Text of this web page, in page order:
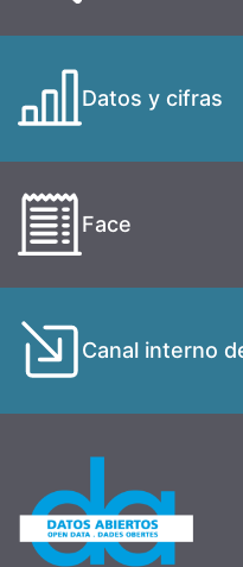
Datos y cifras
Face
Canal interno